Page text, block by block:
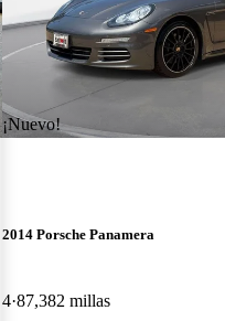
¡Nuevo!
2014 Porsche Panamera
4 87,382 millas